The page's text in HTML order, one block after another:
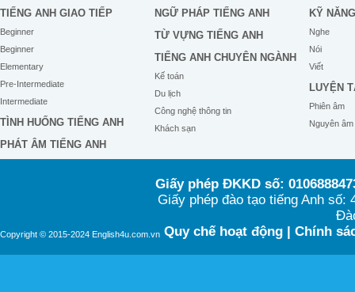
TIẾNG ANH GIAO TIẾP
Beginner
Beginner
Elementary
Pre-Intermediate
Intermediate
TÌNH HUỐNG TIẾNG ANH
PHÁT ÂM TIẾNG ANH
NGỮ PHÁP TIẾNG ANH
TỪ VỰNG TIẾNG ANH
TIẾNG ANH CHUYÊN NGÀNH
Kế toán
Du lịch
Công nghệ thông tin
Khách sạn
KỸ NĂNG
Nghe
Nói
Viết
LUYỆN
Phiên âm
Nguyên âm
Copyright © 2015-2024 English4u.com.vn
Giấy phép ĐKKD số:
Giấy phép đào tạo tiếng Anh
Quy chế hoạt động| Chính